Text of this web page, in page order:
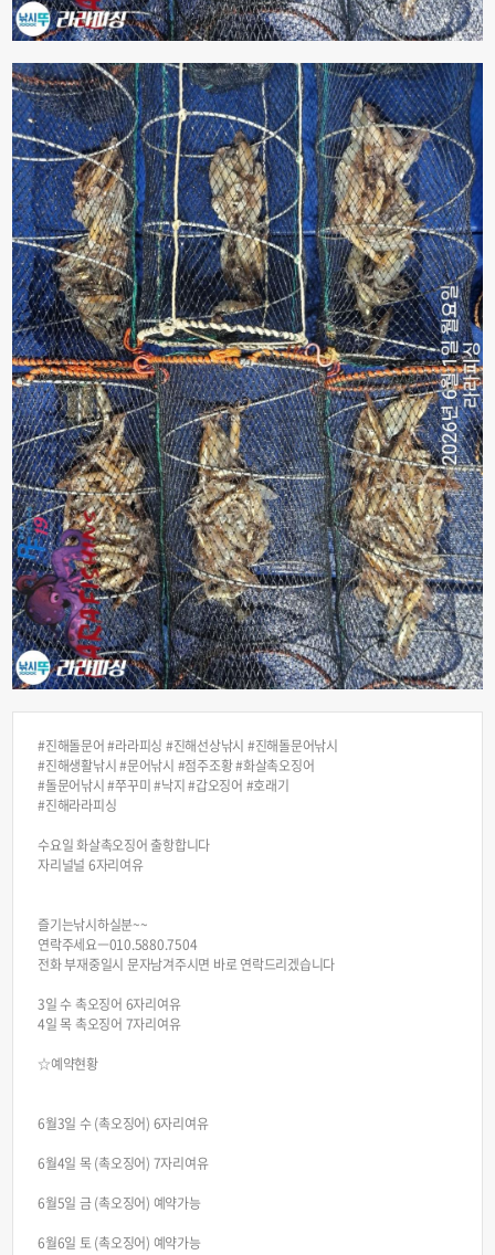
#진해돌문어 #라라피싱 #진해선상낚시 #진해돌문어낚시
#진해생활낚시 #문어낚시 #점주조황 #화살촉오징어
#돌문어낚시 #쭈꾸미 #낙지 #갑오징어 #호래기
#진해라라피싱
수요일 화살촉오징어 출항합니다
자리널널 6자리여유
즐기는낚시하실분~~
연락주세요ㅡ010.5880.7504
전화 부재중일시 문자남겨주시면 바로 연락드리겠습니다
3일 수 촉오징어 6자리여유
4일 목 촉오징어 7자리여유
☆예약현황
6월3일 수 (촉오징어) 6자리여유
6월4일 목 (촉오징어) 7자리여유
6월5일 금 (촉오징어) 예약가능
6월6일 토 (촉오징어) 예약가능